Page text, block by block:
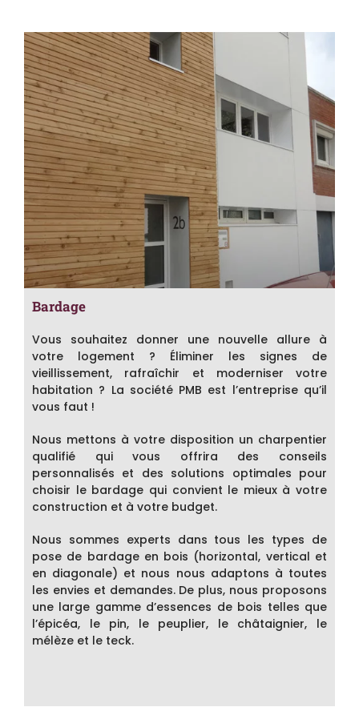
Bardage
Vous souhaitez donner une nouvelle allure à
votre logement ? Éliminer les signes de
vieillissement, rafraîchir et moderniser votre
habitation ? La société PMB est l’entreprise qu’il
vous faut !
Nous mettons à votre disposition un charpentier
qualifié qui vous offrira des conseils
personnalisés et des solutions optimales pour
choisir le bardage qui convient le mieux à votre
construction et à votre budget.
Nous sommes experts dans tous les types de
pose de bardage en bois (horizontal, vertical et
en diagonale) et nous nous adaptons à toutes
les envies et demandes. De plus, nous proposons
une large gamme d’essences de bois telles que
l’épicéa, le pin, le peuplier, le châtaignier, le
mélèze et le teck.